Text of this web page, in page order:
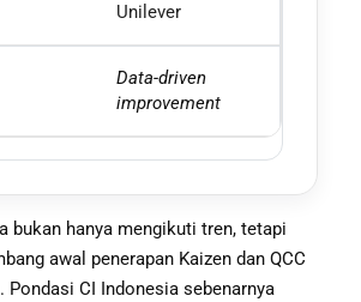
Unilever
Data-driven
improvement
bukan hanya mengikuti tren, tetapi
awal penerapan Kaizen dan QCC
Pondasi CI Indonesia sebenarnya